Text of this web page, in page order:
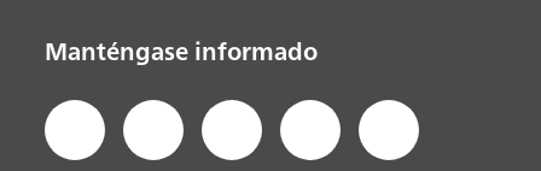
Manténgase informado